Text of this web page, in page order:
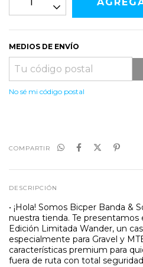
MEDIOS DE ENVÍO
No sé mi código postal
COMPARTIR
DESCRIPCIÓN
• ¡Hola! Somos Bicper Banda &
nuestra tienda. Te presentamos
Edición Limitada Wander, un
especialmente para Gravel y
características premium para
fuera de ruta con total